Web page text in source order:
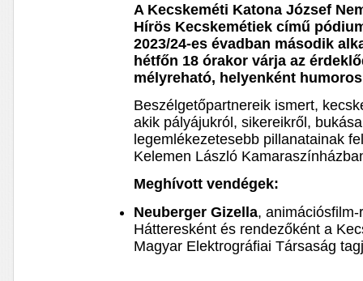
A Kecskeméti Katona József
Hírös Kecskemétiek című
2023/24-es évadban második
hétfőn 18 órakor várja az
mélyreható, helyenként
Beszélgetőpartnereik ismert,
akik pályájukról, sikereikről,
legemlékezetesebb pillanatainak
Kelemen László
Meghívott vendégek:
Neuberger Gizella,
Hátteresként és rendezőként a
Magyar Elektrográfiai Társaság